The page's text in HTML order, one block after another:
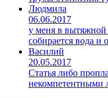
Людмила
06.06.2017
у меня в вытяжной
собирается вода и
Василий
20.05.2017
Статья либо
некомпетентными